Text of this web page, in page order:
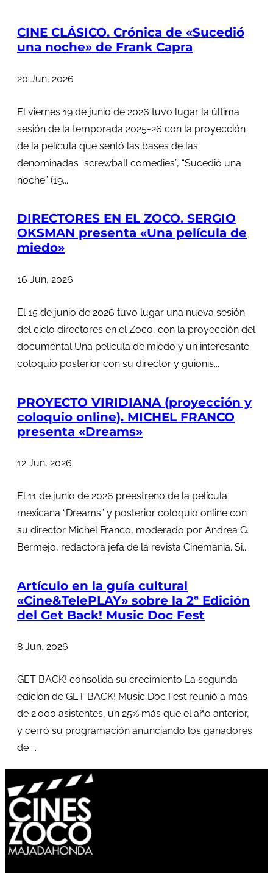
CINE CLÁSICO. Crónica de «Sucedió
una noche» de Frank Capra
20 Jun, 2026
El viernes 19 de junio de 2026 tuvo lugar la última
sesión de la temporada 2025-26 con la proyección
de la película que sentó las bases de las
denominadas “screwball comedies”, “Sucedió una
noche” (19...
DIRECTORES EN EL ZOCO. SERGIO
OKSMAN presenta «Una película de
miedo»
16 Jun, 2026
El 15 de junio de 2026 tuvo lugar una nueva sesión
del ciclo directores en el Zoco, con la proyección del
documental Una película de miedo y un interesante
coloquio posterior con su director y guionis...
PROYECTO VIRIDIANA (proyección y
coloquio online). MICHEL FRANCO
presenta «Dreams»
12 Jun, 2026
El 11 de junio de 2026 preestreno de la película
mexicana “Dreams” y posterior coloquio online con
su director Michel Franco, moderado por Andrea G.
Bermejo, redactora jefa de la revista Cinemania. Si...
Artículo en la guía cultural
«Cine&TelePLAY» sobre la 2ª Edición
del Get Back! Music Doc Fest
8 Jun, 2026
GET BACK! consolida su crecimiento La segunda
edición de GET BACK! Music Doc Fest reunió a más
de 2.000 asistentes, un 25% más que el año anterior,
y cerró su programación anunciando los ganadores
de ...